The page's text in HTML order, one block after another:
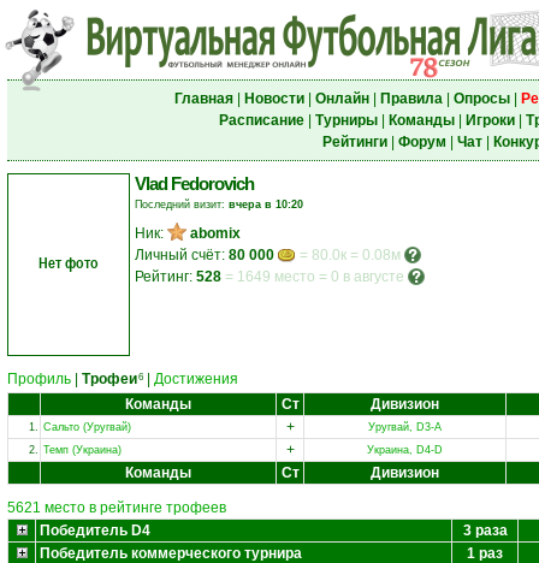
Главная| Новости| Онлайн| Правила| Опросы|
Расписание| Турниры| Команды| Игроки|
Рейтинги| Форум Чат|
Нет фото
Vlad Fedorovich
Последний визит: вчера в 10:20
Ник:
abomix
Личный счёт: 80 000
= 80.0к = 0.08м
Рейтинг: 528 = 1649 место = 0 в августе
Профиль Трофеи6
Достижения
Команды
Ст Дивизион
1. Сальто (Уругвай) +
Уругвай, D3-A
2. Темп (Украина) + Украина, D4-D
Команды Ст Дивизион
5621 место в рейтинге трофеев
Победитель D4
3 раза
Победитель коммерческого турнира
1 раз